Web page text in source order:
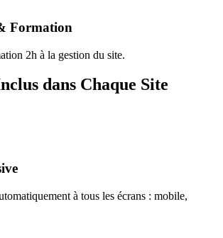
Formation
2h à la gestion du site.
dans Chaque Site
à tous les écrans : mobile,